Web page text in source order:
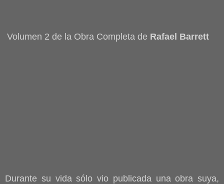
Volumen 2 de la Obra Completa de Rafael Barrett
Durante su vida sólo vio publicada una obra suya,